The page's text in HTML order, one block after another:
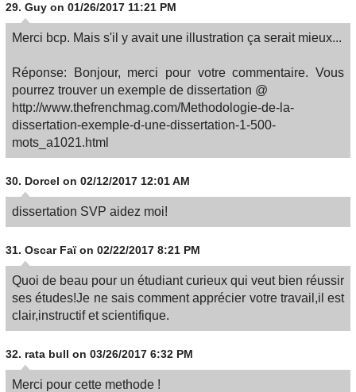
29. Guy on 01/26/2017 11:21 PM
Merci bcp. Mais s'il y avait une illustration ça serait mieux...
Réponse: Bonjour, merci pour votre commentaire. Vous
pourrez trouver un exemple de dissertation @
http://www.thefrenchmag.com/Methodologie-de-la-
dissertation-exemple-d-une-dissertation-1-500-
mots_a1021.html
30. Dorcel on 02/12/2017 12:01 AM
dissertation SVP aidez moi!
31. Oscar Faï on 02/22/2017 8:21 PM
Quoi de beau pour un étudiant curieux qui veut bien réussir
ses études!Je ne sais comment apprécier votre travail,il est
clair,instructif et scientifique.
32. rata bull on 03/26/2017 6:32 PM
Merci pour cette methode !